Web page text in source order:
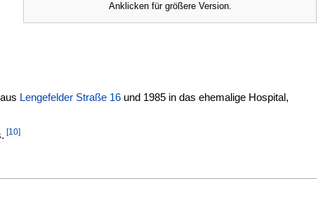
Anklicken für größere Version.
Lengefelder Straße 16 und 1985 in das ehemalige Hospital,
[10]